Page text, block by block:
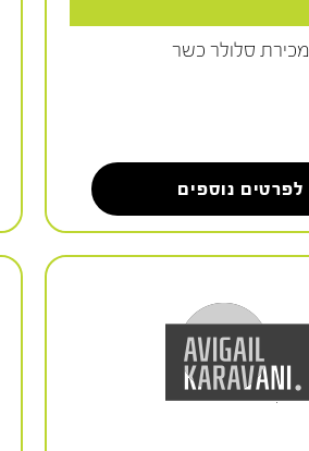
מכירת סלולר כשר
לפרטים נוספים